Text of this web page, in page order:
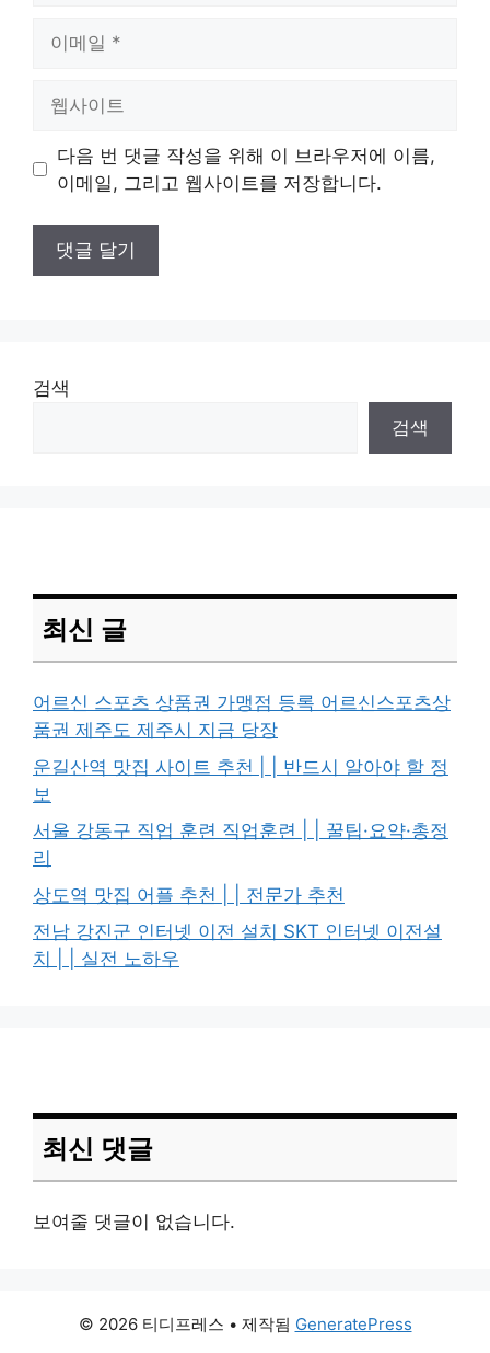
트
다음 번 댓글 작성을 위해 이 브라우저에 이름,
이메일, 그리고 웹사이트를 저장합니다.
검색
검색
최신 글
어르신 스포츠 상품권 가맹점 등록 어르신스포츠상
품권 제주도 제주시 지금 당장
운길산역 맛집 사이트 추천 | | 반드시 알아야 할 정
보
서울 강동구 직업 훈련 직업훈련 | | 꿀팁·요약·총정
리
상도역 맛집 어플 추천 | | 전문가 추천
전남 강진군 인터넷 이전 설치 SKT 인터넷 이전설
치 | | 실전 노하우
최신 댓글
보여줄 댓글이 없습니다.
© 2026 티디프레스 • 제작됨 GeneratePress